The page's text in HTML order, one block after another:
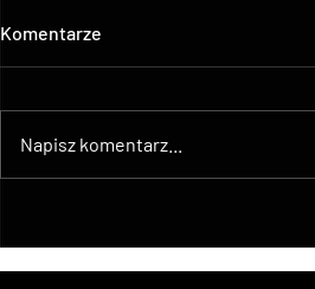
natywną integrację ATAK z
dronami DJI
Komentarze
Napisz komentarz...